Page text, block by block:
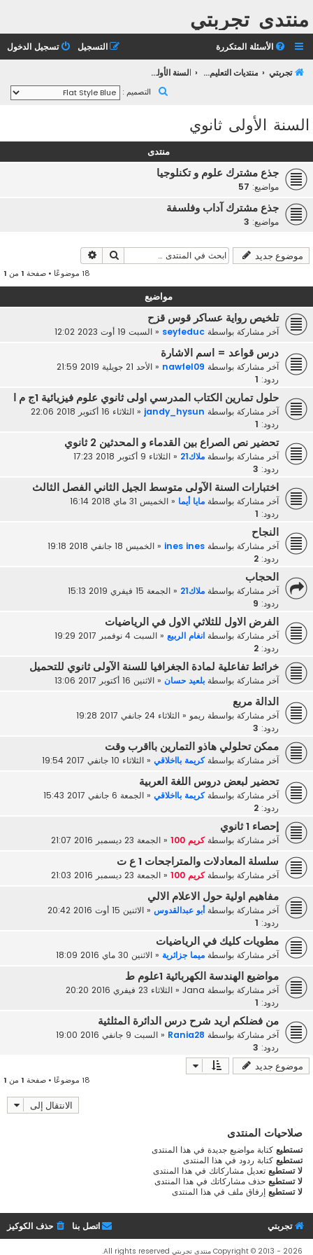
منتدى تجربتي
الأسئلة المتكررة تسجيل الدخول التسجيل
تجربتي منتديات التعليم الثانوي السنة الأولى ثانوي
التصميم :
السنة الأولى ثانوي
منتدى
جذع مشترك علوم و تكنلوجيا
مواضيع: 57
جذع مشترك آداب وفلسفة
مواضيع: 3
موضوع جديد بحث
18 موضوعًا • صفحة 1 من 1
مواضيع
تلخيص رواية عساكر قوس قزح
آخر مشاركة بواسطة seyfeduc
« السبت 19 أوت 2023 12:02
درس قواعد = اسم الاشارة
آخر مشاركة بواسطة nawfel09
« الأحد 21 جويلية 2019 21:59
ردود: 1
حلول تمارين الكتاب المدرسي اولى ثانوي علوم فيزيائية 1ج م ا
آخر مشاركة بواسطة jandy_hysun
« الثلاثاء 16 أكتوبر 2018 22:06
ردود: 1
تحضير نص الصراع بين القدماء و المحدثين 2 ثانوي
آخر مشاركة بواسطة ملاك21 « الثلاثاء 9 أكتوبر 2018 17:23
ردود: 3
اختبارات السنة الآولى متوسط الجيل الثاني الفصل الثالث
آخر مشاركة بواسطة مايا أيما « الخميس 31 ماي 2018 16:14
ردود: 1
النجاح
آخر مشاركة بواسطة ines ines
« الخميس 18 جانفي 2018 19:18
ردود: 2
الحجاب
آخر مشاركة بواسطة ملاك21 « الجمعة 15 فيفري 2019 15:13
ردود: 9
الفرض الاول للثلاثي الاول في الرياضيات
آخر مشاركة بواسطة انغام الربيع « السبت 4 نوفمبر 2017 19:29
ردود: 2
خرائط تفاعلية لمادة الجغرافيا للسنة الآولى ثانوي للتحميل
آخر مشاركة بواسطة بلعيد حسان « الاثنين 16 أكتوبر 2017 13:06
الدالة مربع
آخر مشاركة بواسطة ريمو « الثلاثاء 24 جانفي 2017 19:28
ردود: 3
ممكن تحلولي هاذو التمارين بااقرب وقت
آخر مشاركة بواسطةكريمة بااخلاقي « الثلاثاء 10 جانفي 2017 19:54
تحضير لبعض دروس اللغة العربية
آخر مشاركة بواسطةكريمة بااخلاقي « الجمعة 6 جانفي 2017 15:43
ردود: 2
إحصاء 1 ثانوي
آخر مشاركة بواسطةكريم 100 « الجمعة 23 ديسمبر 2016 21:07
سلسلة المعادلات والمتراجحات 1 ع ت
آخر مشاركة بواسطةكريم 100 « الجمعة 23 ديسمبر 2016 21:03
مفاهيم اولية حول الاعلام الالي
آخر مشاركة بواسطةأبو عبدالقدوس « الاثنين 15 أوت 2016 20:42
ردود: 1
مطويات كليك في الرياضيات
آخر مشاركة بواسطة ميما جزائرية « الاثنين 30 ماي 2016 18:09
مواضيع الهندسة الكهربائية 1علوم ط
آخر مشاركة بواسطة Jana
« الثلاثاء 23 فيفري 2016 20:20
ردود: 1
من فضلكم اريد شرح درس الدائرة المثلثية
آخر مشاركة بواسطة Rania28
« السبت 9 جانفي 2016 19:00
ردود: 3
موضوع جديد
18 موضوعًا • صفحة 1 من 1
الانتقال إلى
صلاحيات المنتدى
تستطيع كتابة مواضيع جديدة في هذا المنتدى
تستطيع كتابة ردود في هذا المنتدى
لا تستطيع تعديل مشاركاتك في هذا المنتدى
لا تستطيع حذف مشاركاتك في هذا المنتدى
لا تستطيع إرفاق ملف في هذا المنتدى
تجربتي حذف الكوكيز اتصل بنا
Copyright © 2013 - 2026 منتدى تجربتي All rights reserved.